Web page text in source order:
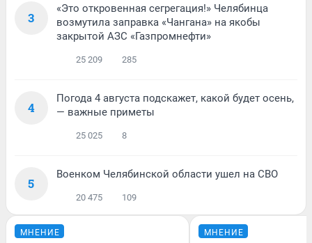
3
«Это откровенная сегрегация!» Челябинца
возмутила заправка «Чангана» на якобы
закрытой АЗС «Газпромнефти»
25 209 285
4
Погода 4 августа подскажет, какой будет осень,
— важные приметы
25 025 8
5
Военком Челябинской области ушел на СВО
20 475 109
МНЕНИЕ МНЕНИЕ